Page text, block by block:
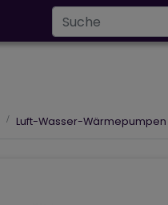
info@baltrio.at
Luft-Wasser-Wärmepumpen